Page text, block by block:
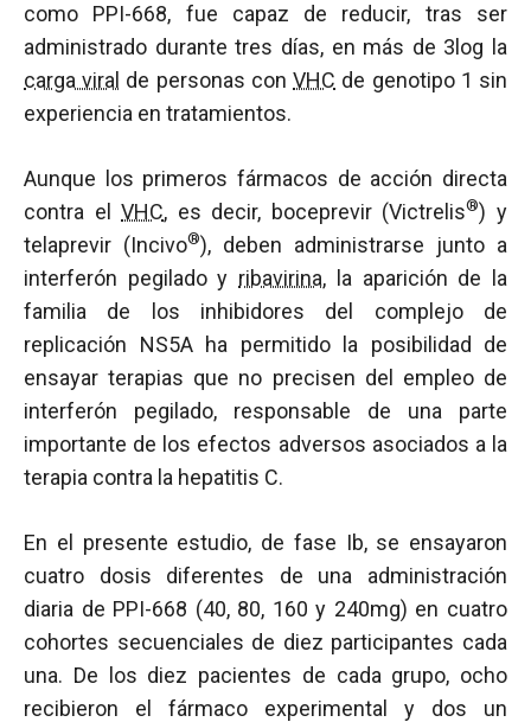
como PPI-668, fue capaz de reducir, tras ser
administrado durante tres días, en más de 3log la
carga viral de personas conVHC de genotipo 1 sin
experiencia en tratamientos.
Aunque los primeros fármacos de acción directa
contra elVHC, es decir, boceprevir (Victrelis®) y
telaprevir (Incivo®), deben administrarse junto a
interferón pegilado y ribavirina, la aparición de la
familia de los inhibidores del complejo de
replicación NS5A ha permitido la posibilidad de
ensayar terapias que no precisen del empleo de
interferón pegilado, responsable de una parte
importante de los efectos adversos asociados a la
terapia contra la hepatitis C.
En el presente estudio, de fase Ib, se ensayaron
cuatro dosis diferentes de una administración
diaria de PPI-668 (40, 80, 160 y 240mg) en cuatro
cohortes secuenciales de diez participantes cada
una. De los diez pacientes de cada grupo, ocho
recibieron el fármaco experimental y dos un